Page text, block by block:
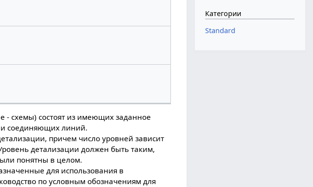
- схемы) состоят из имеющих заданное
и соединяющих линий.
причем число уровней зависит
детализации должен быть таким,
понятны в целом.
для использования в
по условным обозначениям для
Категории
Standard